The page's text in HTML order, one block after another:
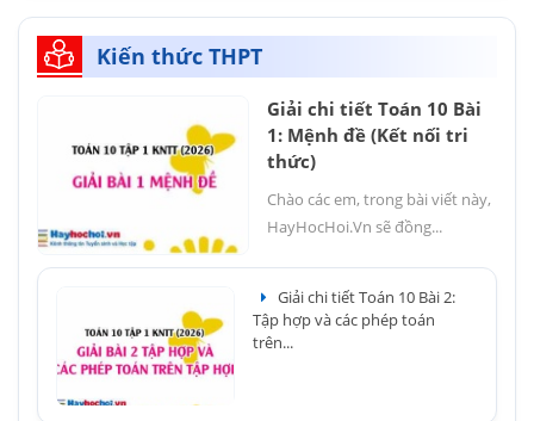
Kiến thức THPT
Giải chi tiết Toán 10 Bài
1: Mệnh đề (Kết nối tri
thức)
Chào các em, trong bài viết này,
HayHocHoi.Vn sẽ đồng...
Giải chi tiết Toán 10 Bài 2:
Tập hợp và các phép toán
trên...